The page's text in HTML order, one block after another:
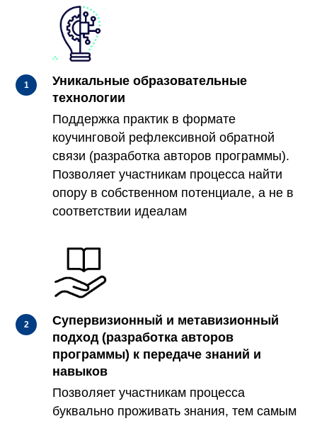
Уникальные образовательные
технологии
Поддержка практик в формате
коучинговой рефлексивной обратной
связи (разработка авторов программы).
Позволяет участникам процесса найти
опору в собственном потенциале, а не в
соответствии идеалам
Супервизионный и метавизионный
подход (разработка авторов
программы) к передаче знаний и
навыков
Позволяет участникам процесса
буквально проживать знания, тем самым